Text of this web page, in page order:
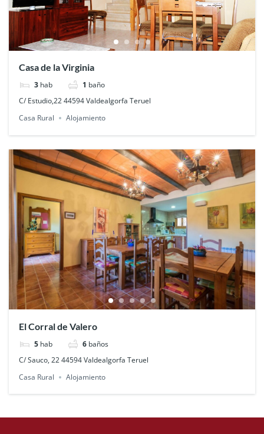
Casa de la Virginia
3 hab 1 baño
C/ Estudio,22 44594 Valdealgorfa Teruel
Casa Rural
Alojamiento
El Corral de Valero
5 hab 6 baños
C/ Sauco, 22 44594 Valdealgorfa Teruel
Casa Rural
Alojamiento